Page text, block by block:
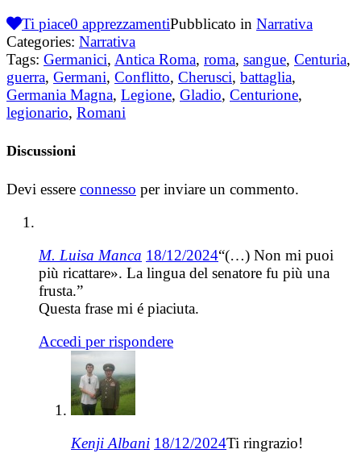
Ti piace0 apprezzamentiPubblicato in Narrativa
Categories: Narrativa
Tags: Germanici, Antica Roma, roma, sangue, Centuria,
guerra, Germani, Conflitto, Cherusci, battaglia,
Germania Magna, Legione, Gladio, Centurione,
legionario, Romani
Discussioni
Devi essere connesso per inviare un commento.
M. Luisa Manca 18/12/2024“(…) Non mi puoi
più ricattare». La lingua del senatore fu più una
frusta.”
Questa frase mi é piaciuta.
Accedi per rispondere
Kenji Albani 18/12/2024Ti ringrazio!